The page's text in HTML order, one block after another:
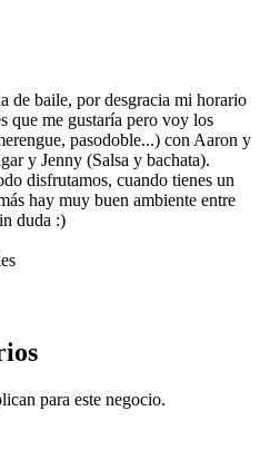
de baile, por desgracia mi horario
que me gustaría pero voy los
pasodoble...) con Aaron y
y Jenny (Salsa y bachata).
disfrutamos, cuando tienes un
hay muy buen ambiente entre
duda :)
para este negocio.